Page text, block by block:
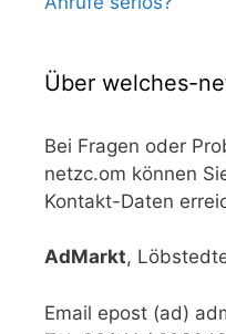
Über welches-
Bei Fragen oder
netzc.om können
Kontakt-Daten
AdMarkt,
Email epost (ad)